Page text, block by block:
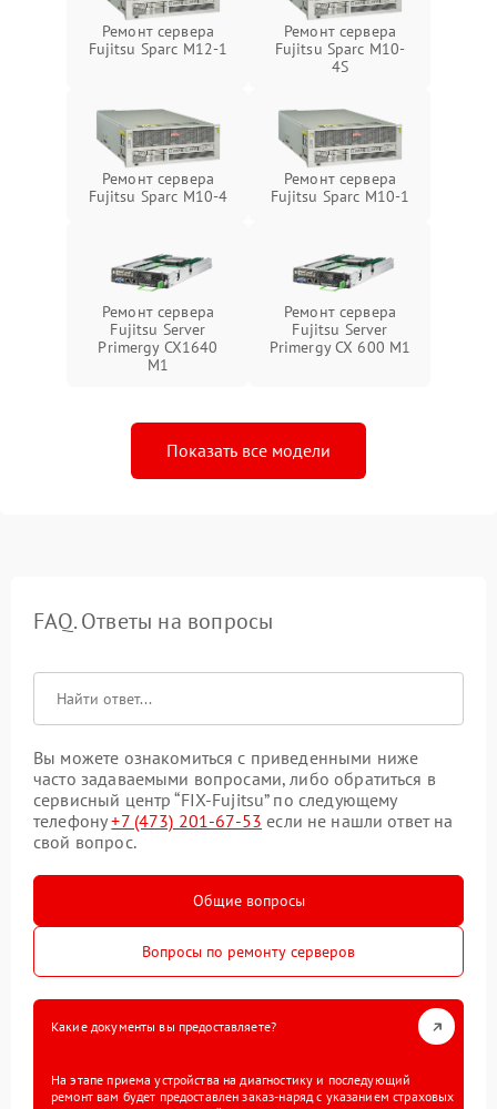
Ремонт сервера
Fujitsu Sparc M12-1
Ремонт сервера
Fujitsu Sparc M10-
4S
Ремонт сервера
Fujitsu Sparc M10-4
Ремонт сервера
Fujitsu Sparc M10-1
Ремонт сервера
Fujitsu Server
Primergy CX1640
M1
Ремонт сервера
Fujitsu Server
Primergy CX 600 M1
Показать все модели
FAQ. Ответы на вопросы
Вы можете ознакомиться с приведенными ниже
часто задаваемыми вопросами, либо обратиться в
сервисный центр “FIX-Fujitsu” по следующему
телефону+7 (473) 201-67-53 если не нашли ответ на
свой вопрос.
Общие вопросы
Вопросы по ремонту серверов
Какие документы вы предоставляете?
На этапе приема устройства на диагностику и последующий
ремонт вам будет предоставлен заказ-наряд с указанием страховых